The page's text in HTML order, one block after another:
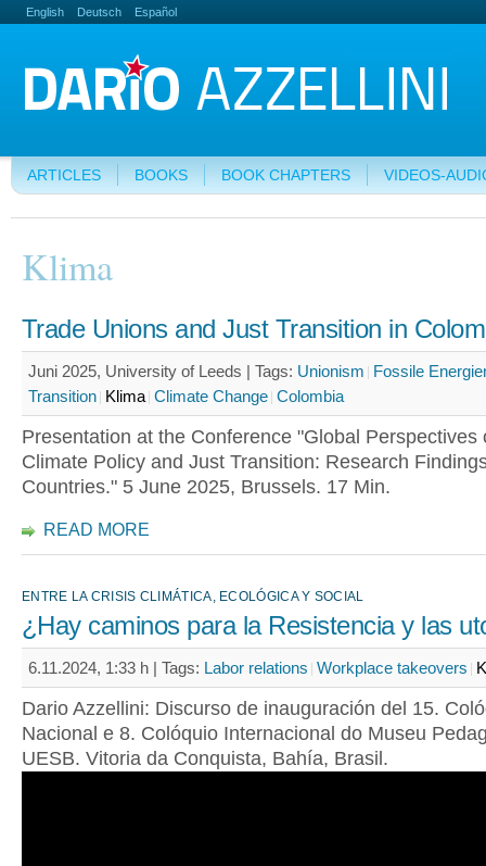
English Deutsch Español
ARTICLES BOOKS BOOK CHAPTERS VIDEOS-
Klima
Trade Unions and Just Transition in
Juni 2025, University of Leeds | Tags: Unionism Fossile
Transition Klima Climate Change Colombia
Presentation at the Conference "Global Perspectives
Climate Policy and Just Transition: Research
Countries." 5 June 2025, Brussels. 17 Min.
READ MORE
ENTRE LA CRISIS CLIMÁTICA, ECOLÓGICA Y SOCIAL
¿Hay caminos para la Resistencia y las
6.11.2024, 1:33 h | Tags: Labor relations Workplace takeovers
Dario Azzellini: Discurso de inauguración del 15.
Nacional e 8. Colóquio Internacional do Museu
UESB. Vitoria da Conquista, Bahía, Brasil.